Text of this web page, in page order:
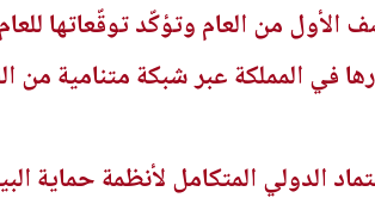
من العام وتؤكّد توقّعاتها
في المملكة عبر شبكة متنامية من
الدولي المتكامل لأنظمة حماية